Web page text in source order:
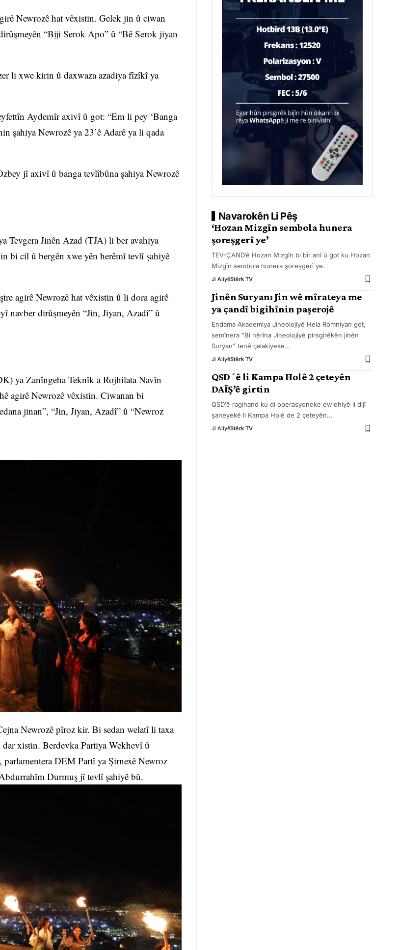
Newrozê hat vêxistin. Gelek jin û ciwan
“Biji Serok Apo” û “Bê Serok jiyan
li xwe kirin û daxwaza azadiya fîzîkî ya
Aydemîr axivî û got: “Em li pey ‘Banga
şahiya Newrozê ya 23’ê Adarê ya li qada
jî axivî û banga tevlîbûna şahiya Newrozê
Tevgera Jinên Azad (TJA) li ber avahiya
bi cil û bergên xwe yên herêmî tevlî şahiyê
agirê Newrozê hat vêxistin û li dora agirê
navber dirûşmeyên “Jin, Jiyan, Azadî” û
ya Zanîngeha Teknîk a Rojhilata Navîn
agirê Newrozê vêxistin. Ciwanan bi
jinan”, “Jin, Jiyan, Azadî” û “Newroz
Newrozê pîroz kir. Bi sedan welatî li taxa
xistin. Berdevka Partiya Wekhevî û
DEM Partî ya Şirnexê Newroz
Durmuş jî tevlî şahiyê bû.
Navarokên Li Pêş
‘Hozan Mizgîn sembola hunera
şoreşgerî ye’
TEV-ÇAND’ê Hozan Mizgîn bi bîr anî û got ku Hozan
Mizgîn sembola hunera şoreşgerî ye.
Ji AliyêStêrk TV
Jinên Suryan: Jin wê mîrateya me
ya çandî bigihînin paşerojê
Endama Akademiya Jineolojiyê Hela Romniyan got,
semînera "Bi nêrîna Jineolojiyê pirsgirêkên jinên
Suryan" tenê çalakiyeke…
Ji AliyêStêrk TV
QSDʹê li Kampa Holê 2 çeteyên
DAÎŞ’ê girtin
QSDʹê ragihand ku di operasyoneke ewlehiyê li dijî
şaneyekê li Kampa Holê de 2 çeteyên…
Ji AliyêStêrk TV